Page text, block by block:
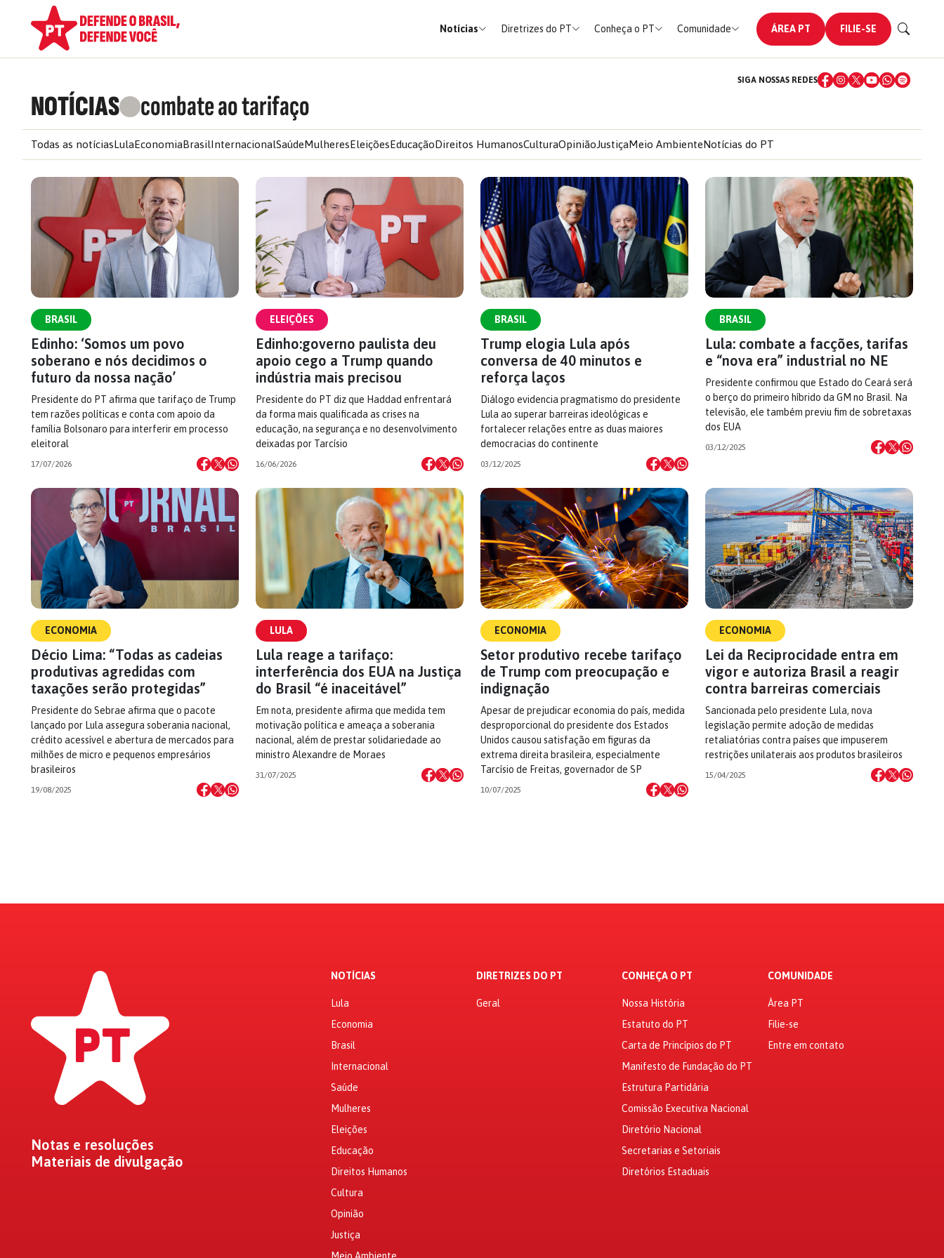
Notícias Diretrizes do PT Conheça o PT Comunidade ÁREA PT FILIE-SE
NOTÍCIAS combate ao tarifaço
SIGA NOSSAS REDES
Todas as notíciasLulaEconomiaBrasilInternacionalSaúdeMulheresEleiçõesEducaçãoDireitos HumanosCulturaOpiniãoJustiçaMeio AmbienteNotícias do PT
BRASIL
Edinho: ‘Somos um povo
soberano e nós decidimos o
futuro da nossa nação’
Presidente do PT afirma que tarifaço de Trump
tem razões políticas e conta com apoio da
família Bolsonaro para interferir em processo
eleitoral
17/07/2026
ELEIÇÕES
Edinho:governo paulista deu
apoio cego a Trump quando
indústria mais precisou
Presidente do PT diz que Haddad enfrentará
da forma mais qualificada as crises na
educação, na segurança e no desenvolvimento
deixadas por Tarcísio
16/06/2026
BRASIL
Trump elogia Lula após
conversa de 40 minutos e
reforça laços
Diálogo evidencia pragmatismo do presidente
Lula ao superar barreiras ideológicas e
fortalecer relações entre as duas maiores
democracias do continente
03/12/2025
BRASIL
Lula: combate a facções, tarifas
e “nova era” industrial no NE
Presidente confirmou que Estado do Ceará será
o berço do primeiro híbrido da GM no Brasil. Na
televisão, ele também previu fim de sobretaxas
dos EUA
03/12/2025
ECONOMIA
Décio Lima: “Todas as cadeias
produtivas agredidas com
taxações serão protegidas”
Presidente do Sebrae afirma que o pacote
lançado por Lula assegura soberania nacional,
crédito acessível e abertura de mercados para
milhões de micro e pequenos empresários
brasileiros
19/08/2025
LULA
Lula reage a tarifaço:
interferência dos EUA na Justiça
do Brasil “é inaceitável”
Em nota, presidente afirma que medida tem
motivação política e ameaça a soberania
nacional, além de prestar solidariedade ao
ministro Alexandre de Moraes
31/07/2025
ECONOMIA
Setor produtivo recebe tarifaço
de Trump com preocupação e
indignação
Apesar de prejudicar economia do país, medida
desproporcional do presidente dos Estados
Unidos causou satisfação em figuras da
extrema direita brasileira, especialmente
Tarcísio de Freitas, governador de SP
10/07/2025
ECONOMIA
Lei da Reciprocidade entra em
vigor e autoriza Brasil a reagir
contra barreiras comerciais
Sancionada pelo presidente Lula, nova
legislação permite adoção de medidas
retaliatórias contra países que impuserem
restrições unilaterais aos produtos brasileiros
15/04/2025
Notas e resoluções
Materiais de divulgação
NOTÍCIAS
Lula
Economia
Brasil
Internacional
Saúde
Mulheres
Eleições
Educação
Direitos Humanos
Cultura
Opinião
Justiça
DIRETRIZES DO PT
Geral
CONHEÇA O PT
Nossa História
Estatuto do PT
Carta de Princípios do PT
Manifesto de Fundação do PT
Estrutura Partidária
Comissão Executiva Nacional
Diretório Nacional
Secretarias e Setoriais
Diretórios Estaduais
COMUNIDADE
Área PT
Filie-se
Entre em contato